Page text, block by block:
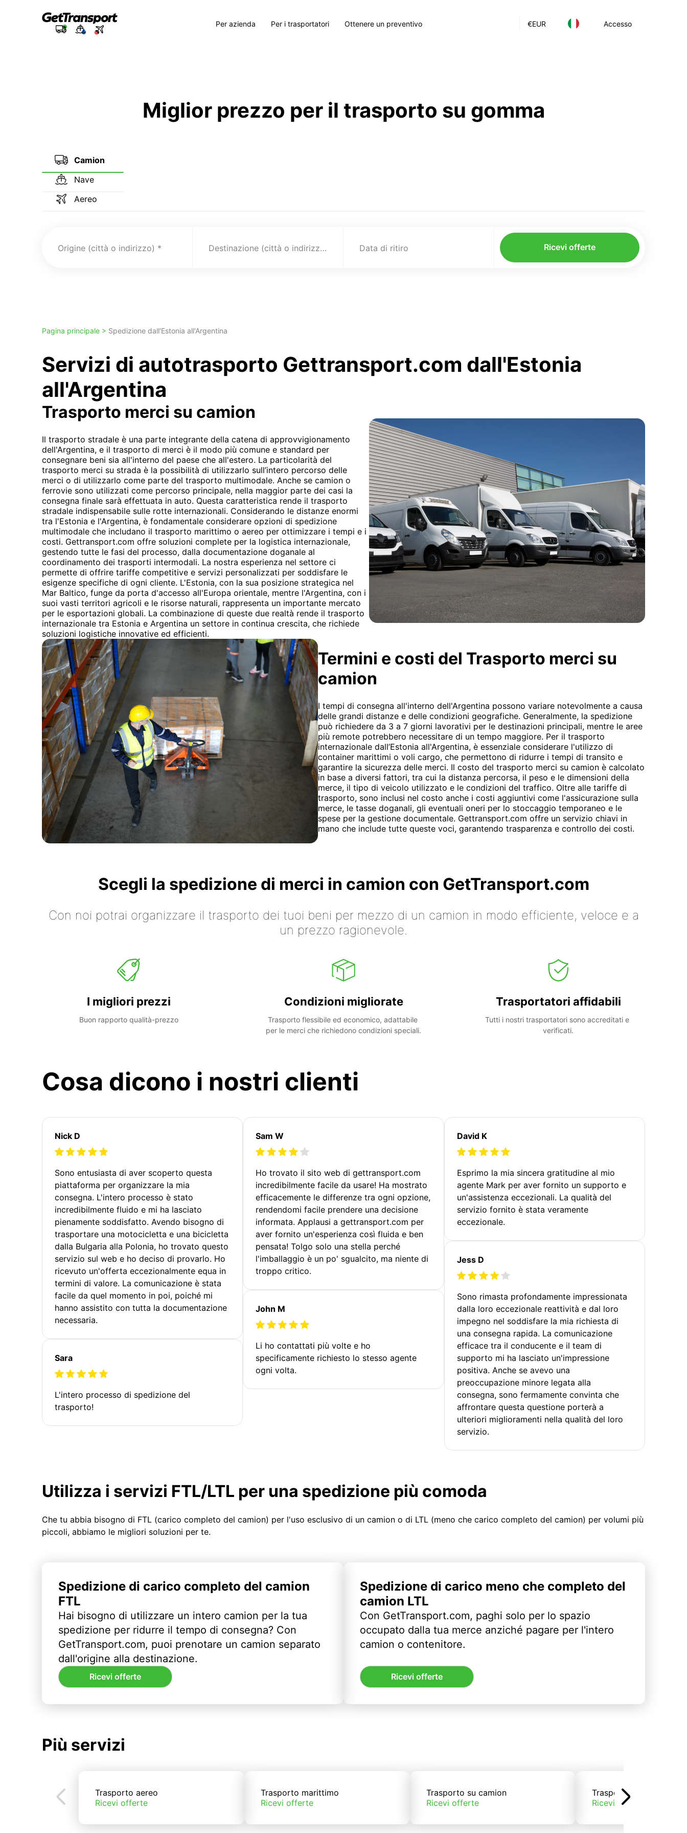
€EUR Accesso
Per azienda Per i trasportatori Ottenere un preventivo
Miglior prezzo per il trasporto su gomma
Camion
Nave
Aereo
Origine (città o indirizzo) Destinazione (città o indirizzo) Data di ritiro Ricevi offerte
Pagina principale > Spedizione dall'Estonia all'Argentina
Servizi di autotrasporto Gettransport.com dall'Estonia
all'Argentina
Trasporto merci su camion
Il trasporto stradale è una parte integrante della catena di approvvigionamento
dell'Argentina, e il trasporto di merci è il modo più comune e standard per
consegnare beni sia all'interno del paese che all'estero. La particolarità del
trasporto merci su strada è la possibilità di utilizzarlo sull’intero percorso delle
merci o di utilizzarlo come parte del trasporto multimodale. Anche se camion o
ferrovie sono utilizzati come percorso principale, nella maggior parte dei casi la
consegna finale sarà effettuata in auto. Questa caratteristica rende il trasporto
stradale indispensabile sulle rotte internazionali. Considerando le distanze enormi
tra l'Estonia e l'Argentina, è fondamentale considerare opzioni di spedizione
multimodale che includano il trasporto marittimo o aereo per ottimizzare i tempi e i
costi. Gettransport.com offre soluzioni complete per la logistica internazionale,
gestendo tutte le fasi del processo, dalla documentazione doganale al
coordinamento dei trasporti intermodali. La nostra esperienza nel settore ci
permette di offrire tariffe competitive e servizi personalizzati per soddisfare le
esigenze specifiche di ogni cliente. L'Estonia, con la sua posizione strategica nel
Mar Baltico, funge da porta d'accesso all'Europa orientale, mentre l'Argentina, con i
suoi vasti territori agricoli e le risorse naturali, rappresenta un importante mercato
per le esportazioni globali. La combinazione di queste due realtà rende il trasporto
internazionale tra Estonia e Argentina un settore in continua crescita, che richiede
soluzioni logistiche innovative ed efficienti.
Termini e costi del Trasporto merci su
camion
I tempi di consegna all'interno dell'Argentina possono variare notevolmente a causa
delle grandi distanze e delle condizioni geografiche. Generalmente, la spedizione
può richiedere da 3 a 7 giorni lavorativi per le destinazioni principali, mentre le aree
più remote potrebbero necessitare di un tempo maggiore. Per il trasporto
internazionale dall’Estonia all'Argentina, è essenziale considerare l'utilizzo di
container marittimi o voli cargo, che permettono di ridurre i tempi di transito e
garantire la sicurezza delle merci. Il costo del trasporto merci su camion è calcolato
in base a diversi fattori, tra cui la distanza percorsa, il peso e le dimensioni della
merce, il tipo di veicolo utilizzato e le condizioni del traffico. Oltre alle tariffe di
trasporto, sono inclusi nel costo anche i costi aggiuntivi come l'assicurazione sulla
merce, le tasse doganali, gli eventuali oneri per lo stoccaggio temporaneo e le
spese per la gestione documentale. Gettransport.com offre un servizio chiavi in
mano che include tutte queste voci, garantendo trasparenza e controllo dei costi.
Scegli la spedizione di merci in camion con GetTransport.com
Con noi potrai organizzare il trasporto dei tuoi beni per mezzo di un camion in modo efficiente, veloce e a
un prezzo ragionevole.
I migliori prezzi
Buon rapporto qualità-prezzo
Condizioni migliorate
Trasporto flessibile ed economico, adattabile
per le merci che richiedono condizioni speciali.
Trasportatori affidabili
Tutti i nostri trasportatori sono accreditati e
verificati.
Cosa dicono i nostri clienti
Nick D
Sono entusiasta di aver scoperto questa
piattaforma per organizzare la mia
consegna. L'intero processo è stato
incredibilmente fluido e mi ha lasciato
pienamente soddisfatto. Avendo bisogno di
trasportare una motocicletta e una bicicletta
dalla Bulgaria alla Polonia, ho trovato questo
servizio sul web e ho deciso di provarlo. Ho
ricevuto un'offerta eccezionalmente equa in
termini di valore. La comunicazione è stata
facile da quel momento in poi, poiché mi
hanno assistito con tutta la documentazione
necessaria.
Sara
L'intero processo di spedizione del
trasporto!
Sam W
Ho trovato il sito web di gettransport.com
incredibilmente facile da usare! Ha mostrato
efficacemente le differenze tra ogni opzione,
rendendomi facile prendere una decisione
informata. Applausi a gettransport.com per
aver fornito un'esperienza così fluida e ben
pensata! Tolgo solo una stella perché
l'imballaggio è un po' sgualcito, ma niente di
troppo critico.
John M
Li ho contattati più volte e ho
specificamente richiesto lo stesso agente
ogni volta.
David K
Esprimo la mia sincera gratitudine al mio
agente Mark per aver fornito un supporto e
un'assistenza eccezionali. La qualità del
servizio fornito è stata veramente
eccezionale.
Jess D
Sono rimasta profondamente impressionata
dalla loro eccezionale reattività e dal loro
impegno nel soddisfare la mia richiesta di
una consegna rapida. La comunicazione
efficace tra il conducente e il team di
supporto mi ha lasciato un'impressione
positiva. Anche se avevo una
preoccupazione minore legata alla
consegna, sono fermamente convinta che
affrontare questa questione porterà a
ulteriori miglioramenti nella qualità del loro
servizio.
Utilizza i servizi FTL/LTL per una spedizione più comoda
Che tu abbia bisogno di FTL (carico completo del camion) per l'uso esclusivo di un camion o di LTL (meno che carico completo del camion) per volumi più
piccoli, abbiamo le migliori soluzioni per te.
Spedizione di carico completo del camion
FTL
Hai bisogno di utilizzare un intero camion per la tua
spedizione per ridurre il tempo di consegna? Con
GetTransport.com, puoi prenotare un camion separato
dall'origine alla destinazione.
Ricevi offerte
Spedizione di carico meno che completo del
camion LTL
Con GetTransport.com, paghi solo per lo spazio
occupato dalla tua merce anziché pagare per l'intero
camion o contenitore.
Ricevi offerte
Più servizi
Trasporto aereo
Ricevi offerte
Trasporto marittimo
Ricevi offerte
Trasporto su camion
Ricevi offerte
Trasporto su treno
Ricevi offerte